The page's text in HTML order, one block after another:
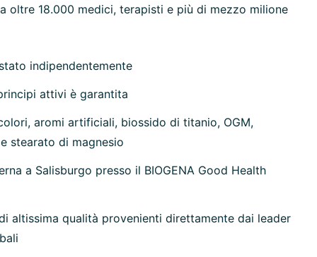
oltre 18.000 medici, terapisti e più di mezzo milione
indipendentemente
attivi è garantita
aromi artificiali, biossido di titanio, OGM,
stearato di magnesio
a Salisburgo presso il BIOGENA Good Health
altissima qualità provenienti direttamente dai leader